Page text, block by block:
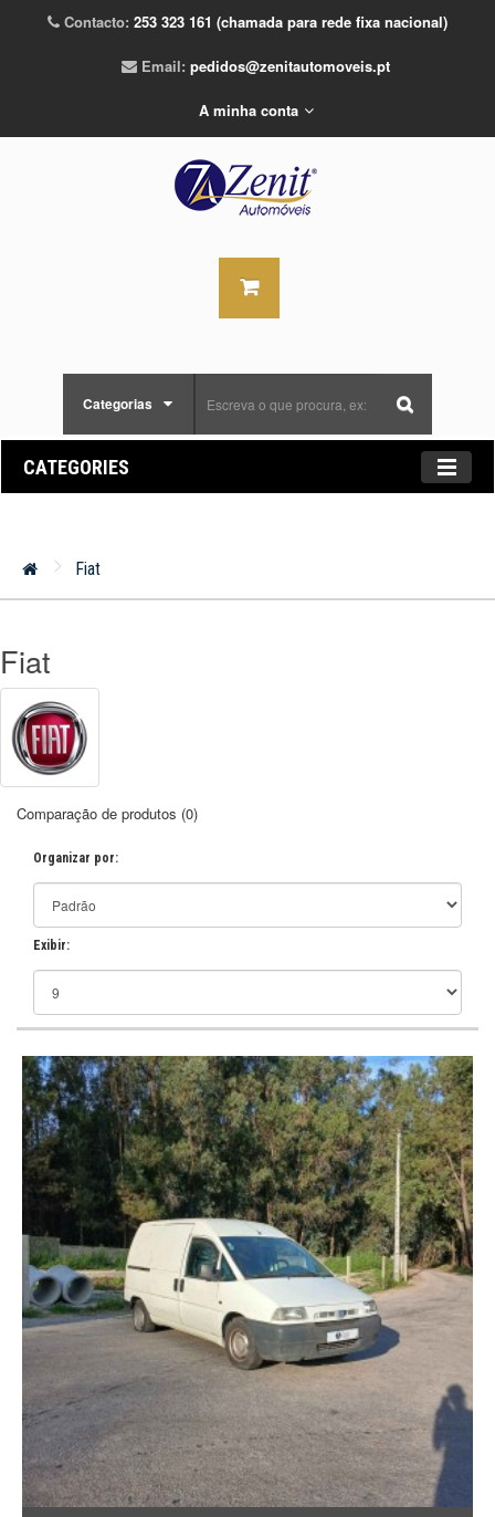
Contacto: 253 323 161 (chamada para rede fixa nacional)
Email: pedidos@zenitautomoveis.pt
A minha conta
Categorias
CATEGORIES
Fiat
Fiat
Comparação de produtos (0)
Organizar por:
Exibir: